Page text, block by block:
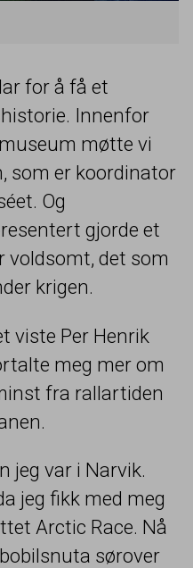
for å få et
Innenfor
møtte vi
som er koordinator
Og
gjorde et
voldsomt, det som
krigen.
viste Per Henrik
meg mer om
fra rallartiden
jeg var i Narvik.
jeg fikk med meg
Arctic Race. Nå
sørover